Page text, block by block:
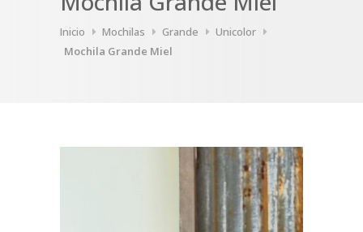
Inicio Mochilas Grande
Unicolor
Mochila Grande Miel